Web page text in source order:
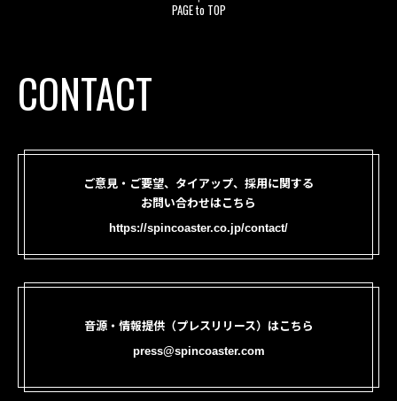
PAGE to TOP
CONTACT
ご意見・ご要望、タイアップ、採用に関する
お問い合わせはこちら
https://spincoaster.co.jp/contact/
音源・情報提供（プレスリリース）はこちら
press@spincoaster.com